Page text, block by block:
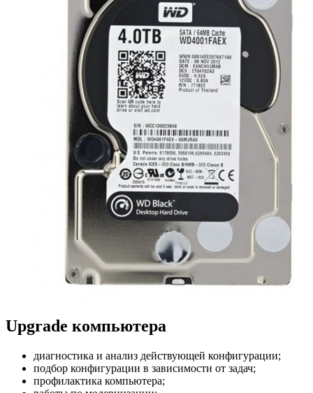
Upgrade компьютера
диагностика и анализ действующей конфигурации;
подбор конфигурации в зависимости от задач;
профилактика компьютера;